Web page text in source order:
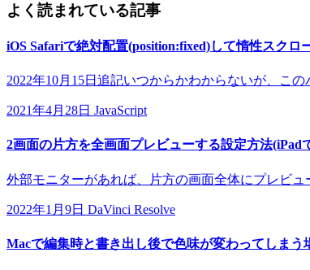
よく読まれている記事
iOS Safariで絶対配置(position:fixed)して惰性スク
2022年10月15日追記いつからかわからないが、こ
2021年4月28日 JavaScript
2画面の片方を全画面プレビューする設定方法(iPad
外部モニターがあれば、片方の画面全体にプレビ
2022年1月9日 DaVinci Resolve
Macで編集時と書き出し後で色味が変わってしまう